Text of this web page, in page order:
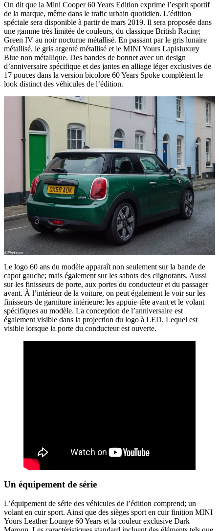
On dit que la Mini Cooper 60 Years Edition exprime l’esprit sportif
de la marque, même dans le trafic urbain quotidien. L’édition
spéciale sera disponible à partir de mars 2019. Il sera proposée dans
une gamme très limitée de couleurs, du classique British Racing
Green IV au noir nocturne métallisé. En passant par le gris lunaire
métallisé, le gris argenté métallisé et le MINI Yours Lapisluxury
Blue non métallique. Des bandes de bonnet avec un design
d’anniversaire spécifique et des jantes en alliage léger exclusives de
17 pouces dans la version bicolore 60 Years Spoke complètent le
look distinct des véhicules de l’édition.
Le logo 60 ans du modèle apparaît non seulement sur la bande de
capot gauche; mais également sur les sabots des clignotants. Aussi
sur les finisseurs de porte, aux portes du conducteur et du passager
avant. À l’intérieur de la voiture, on peut également le voir sur les
finisseurs de garniture intérieure; les appuie-tête avant et le volant
spécifiques au modèle. La conception de l’anniversaire est
également visible dans la projection du logo à LED. Lequel est
visible lorsque la porte du conducteur est ouverte.
Un équipement de série
L’équipement de série des véhicules de l’édition comprend; un
volant en cuir sport. Ainsi que des sièges sport en cuir finition MINI
Yours Leather Lounge 60 Years et la couleur exclusive Dark